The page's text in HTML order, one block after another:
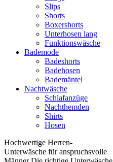
Slips
Shorts
Boxershorts
Unterhosen lang
Funktionswäsche
Bademode
Badeshorts
Badehosen
Bademäntel
Nachtwäsche
Schlafanzüge
Nachthemden
Shirts
Hosen
Hochwertige Herren-
Unterwäsche für anspruchsvolle